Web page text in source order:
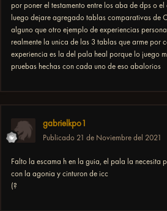
por poner el testamento entre los aba de dps o
luego dejare agregado tablas comparativas de
alguno que otro ejemplo de experiencias
realmente la unica de las 3 tablas que arme por
experiencia es la del pala heal porque lo juego
pruebas hechas con cada uno de eso abalorios
gabrielkpo1
Publicado 21 de Noviembre del 2021
Falto la escama h en la guia, el pala la necesita
con la agonia y cinturon de icc
(?